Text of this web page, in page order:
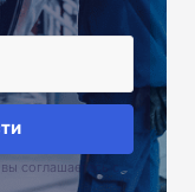
соглашаетесь с